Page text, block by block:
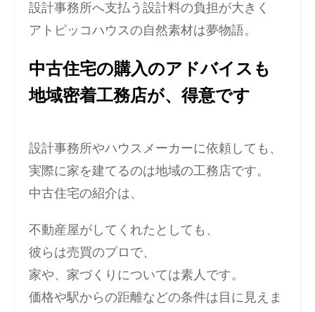
設計事務所へ支払う設計料の負担が大きく
アトピッコハウスの自然素材は夢物語。
中古住宅の購入のアドバイスも
地域密着工務店が、得意です
設計事務所やハウスメーカーに依頼しても、
実際に家を建てるのは地域の工務店です。
中古住宅の紹介は、
不動産屋がしてくれたとしても、
彼らは売買のプロで、
家や、家づくりについては素人です。
価格や駅からの距離などの条件は目に見えま